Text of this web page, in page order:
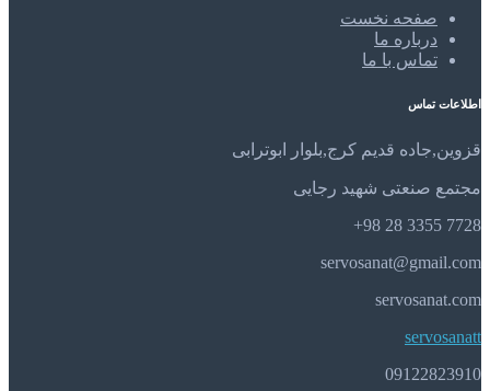
صفحه نخست
درباره ما
تماس با ما
اطلاعات تماس
قزوین,جاده قدیم کرج,بلوار ابوترابی
مجتمع صنعتی شهید رجایی
7728 3355 28 98+
servosanat@gmail.com
servosanat.com
servosanatt
09122823910